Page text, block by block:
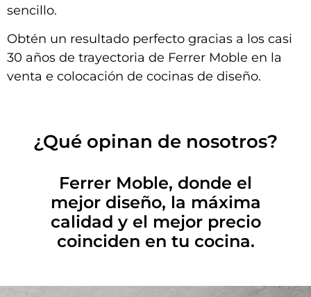
sencillo.
Obtén un resultado perfecto gracias a los casi
30 años de trayectoria de Ferrer Moble en la
venta e colocación de cocinas de diseño.
¿Qué opinan de nosotros?
Ferrer Moble, donde el
mejor diseño, la máxima
calidad y el mejor precio
coinciden en tu cocina.